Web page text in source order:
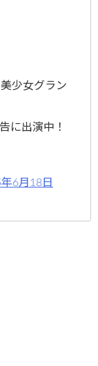
少女グラン
に出演中！
6月18日